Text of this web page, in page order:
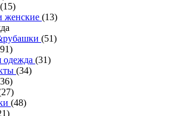
(15)
женские (13)
(51)
одежда (31)
(34)
(48)